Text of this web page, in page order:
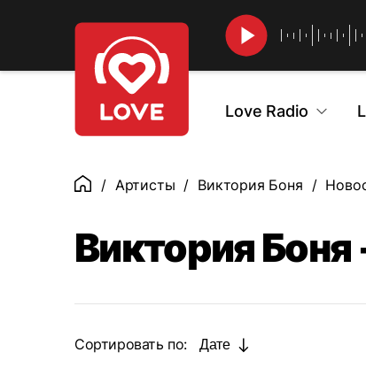
Love Radio
ГлавнаяАртисты Виктория Боня
Виктория
Сортировать по: Дате